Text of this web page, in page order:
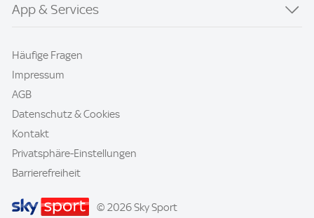
App & Services
Häufige Fragen
Impressum
AGB
Datenschutz & Cookies
Kontakt
Privatsphäre-Einstellungen
Barrierefreiheit
© 2026 Sky Sport